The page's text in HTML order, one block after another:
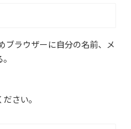
ブラウザーに自分の名前、メ
さい。